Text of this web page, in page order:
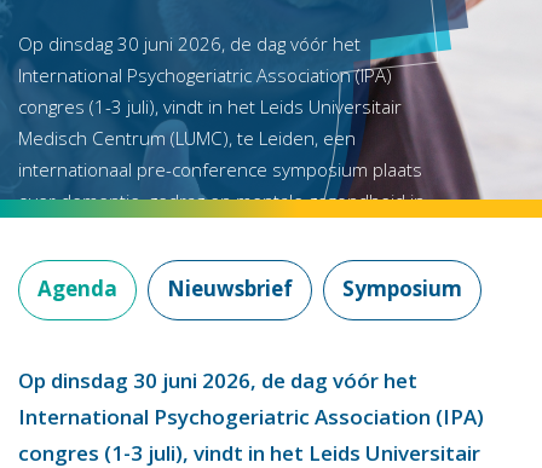
Op dinsdag 30 juni 2026, de dag vóór het
International Psychogeriatric Association (IPA)
congres (1-3 juli), vindt in het Leids Universitair
Medisch Centrum (LUMC), te Leiden, een
internationaal pre-conference symposium plaats
over dementie, gedrag en mentale gezondheid in
Agenda Nieuwsbrief Symposium
Op dinsdag 30 juni 2026, de dag vóór het
International Psychogeriatric Association (IPA)
congres (1-3 juli), vindt in het Leids Universitair